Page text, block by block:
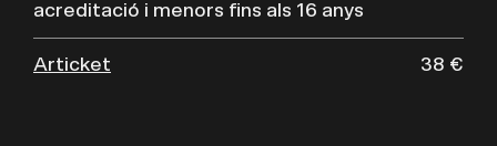
acreditació i menors fins als 16 anys
Articket 38 €